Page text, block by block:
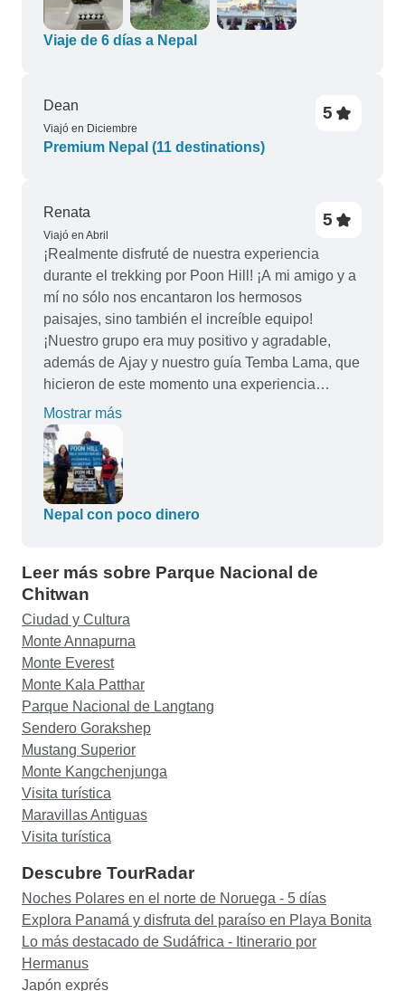
Viaje de 6 días a Nepal
Dean
Viajó en Diciembre
5
Premium Nepal (11 destinations)
Renata
Viajó en Abril
5
¡Realmente disfruté de nuestra experiencia
durante el trekking por Poon Hill! ¡A mi amigo y a
mí no sólo nos encantaron los hermosos
paisajes, sino también el increíble equipo!
¡Nuestro grupo era muy positivo y agradable,
además de Ajay y nuestro guía Temba Lama, que
hicieron de este momento una experiencia
familiar realmente cercana! Muchas gracias por
esta oportunidad, ¡muy recomendable!
Mostrar más
Nepal con poco dinero
Leer más sobre Parque Nacional de
Chitwan
Ciudad y Cultura
Monte Annapurna
Monte Everest
Monte Kala Patthar
Parque Nacional de Langtang
Sendero Gorakshep
Mustang Superior
Monte Kangchenjunga
Visita turística
Maravillas Antiguas
Visita turística
Descubre TourRadar
Noches Polares en el norte de Noruega - 5 días
Explora Panamá y disfruta del paraíso en Playa Bonita
Lo más destacado de Sudáfrica - Itinerario por
Hermanus
Japón exprés